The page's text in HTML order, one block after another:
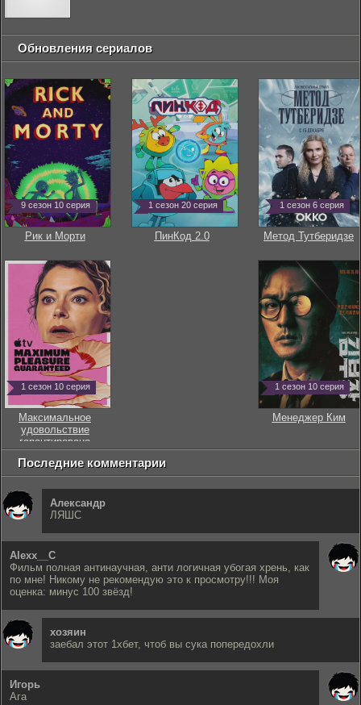
Обновления сериалов
9 сезон 10 серия
Рик и Морти
1 сезон 20 серия
ПинКод 2.0
1 сезон 6 серия
Метод Тутберидзе
1 сезон 10 серия
Максимальное
удовольствие
гарантировано
1 сезон 10 серия
Менеджер Ким
Последние комментарии
Александр
ЛЯШС
Alexx__C
Фильм полная антинаучная, анти логичная убогая хрень, как
по мне! Никому не рекомендую это к просмотру!!! Моя
оценка: минус 100 звёзд!
хозяин
заебал этот 1хбет, чтоб вы сука попередохли
Игорь
Ага